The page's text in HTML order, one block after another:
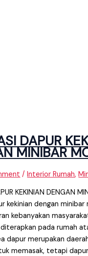
DAPUR
MINIBAR
/Interior Rumah,
KEKINIAN DENGAN
kekinian dengan
kebanyakan
pada rumah
dapur merupakan
memasak, tetapi